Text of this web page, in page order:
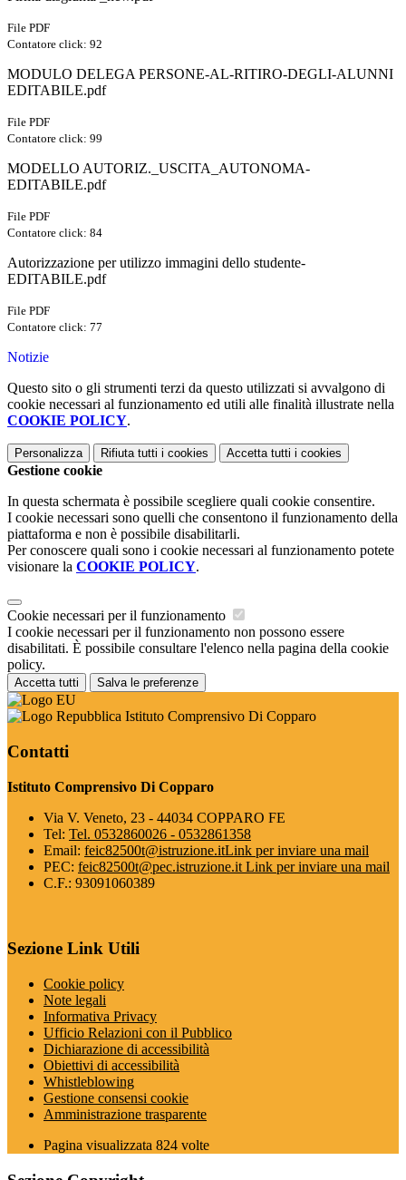
File PDF
Contatore click: 92
MODULO DELEGA PERSONE-AL-RITIRO-DEGLI-ALUNNI
EDITABILE.pdf
File PDF
Contatore click: 99
MODELLO AUTORIZ._USCITA_AUTONOMA-
EDITABILE.pdf
File PDF
Contatore click: 84
Autorizzazione per utilizzo immagini dello studente-
EDITABILE.pdf
File PDF
Contatore click: 77
Notizie
Questo sito o gli strumenti terzi da questo utilizzati si avvalgono di
cookie necessari al funzionamento ed utili alle finalità illustrate nella
COOKIE POLICY.
Personalizza Rifiuta tutti i cookies Accetta tutti i cookies
Gestione cookie
In questa schermata è possibile scegliere quali cookie consentire.
I cookie necessari sono quelli che consentono il funzionamento della
piattaforma e non è possibile disabilitarli.
Per conoscere quali sono i cookie necessari al funzionamento potete
visionare la COOKIE POLICY.
Cookie necessari per il funzionamento
I cookie necessari per il funzionamento non possono essere
disabilitati. È possibile consultare l'elenco nella pagina della cookie
policy.
Accetta tutti Salva le preferenze
Istituto Comprensivo Di Copparo
Contatti
Istituto Comprensivo Di Copparo
Via V. Veneto, 23 - 44034 COPPARO FE
Tel: Tel. 0532860026 - 0532861358
Email: feic82500t@istruzione.itLink per inviare una mail
PEC: feic82500t@pec.istruzione.it Link per inviare una mail
C.F.: 93091060389
Sezione Link Utili
Cookie policy
Note legali
Informativa Privacy
Ufficio Relazioni con il Pubblico
Dichiarazione di accessibilità
Obiettivi di accessibilità
Whistleblowing
Gestione consensi cookie
Amministrazione trasparente
Pagina visualizzata 824 volte